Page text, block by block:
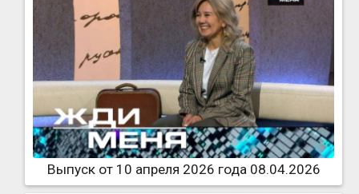
Выпуск от 10 апреля 2026 года 08.04.2026